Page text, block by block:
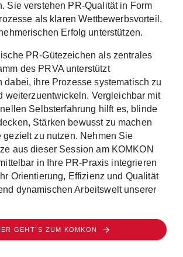
Sie verstehen PR-Qualität in Form
als klaren Wettbewerbsvorteil,
Erfolg unterstützen.
PR-Gütezeichen als zentrales
des PRVA unterstützt
dabei, ihre Prozesse systematisch zu
weiterzuentwickeln. Vergleichbar mit
Selbsterfahrung hilft es, blinde
Stärken bewusst zu machen
gezielt zu nutzen. Nehmen Sie
aus dieser Session am KOMKON
in Ihre PR-Praxis integrieren
Orientierung, Effizienz und Qualität
dynamischen Arbeitswelt unserer
GEHT´S ZUM KOMKON